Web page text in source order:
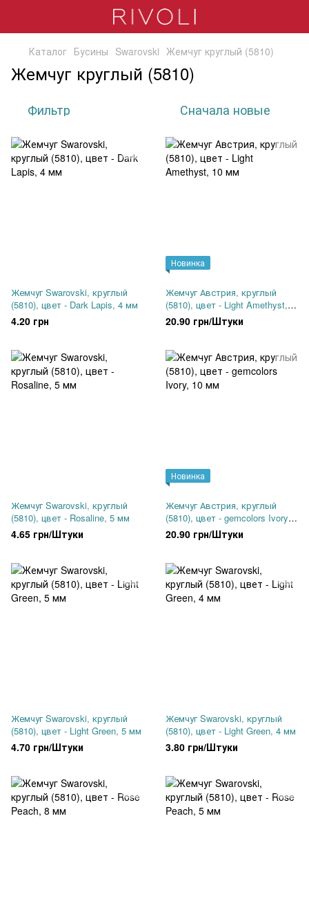
Каталог Бусины Swarovski Жемчуг круглый (5810)
Жемчуг круглый (5810)
Фильтр Сначала новые
Жемчуг Swarovski, круглый
(5810), цвет - Dark Lapis, 4 мм
4.20 грн
Новинка
Жемчуг Австрия, круглый
(5810), цвет - Light Amethyst,
10 мм
20.90 грн/Штуки
Жемчуг Swarovski, круглый
(5810), цвет - Rosaline, 5 мм
4.65 грн/Штуки
Новинка
Жемчуг Австрия, круглый
(5810), цвет - gemcolors Ivory,
10 мм
20.90 грн/Штуки
Жемчуг Swarovski, круглый
(5810), цвет - Light Green, 5 мм
4.70 грн/Штуки
Жемчуг Swarovski, круглый
(5810), цвет - Light Green, 4 мм
3.80 грн/Штуки